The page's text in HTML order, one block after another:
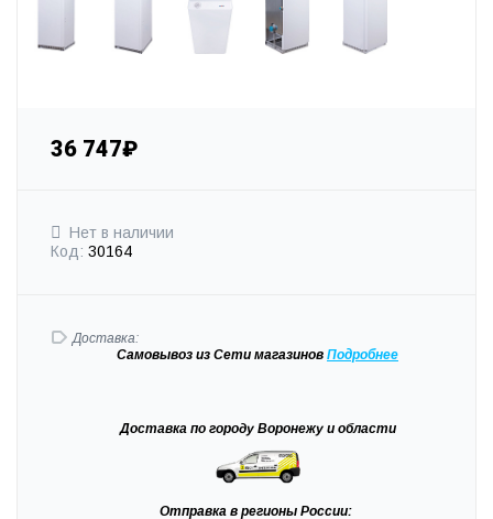
36 747₽
Нет в наличии
Код: 30164
Доставка:
Самовывоз из Сети магазинов Подробнее
Доставка по городу Воронежу и области
Отправка в регионы России: